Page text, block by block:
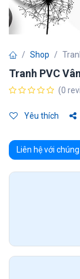
Shop
Tranh PVC
(0
Yêu thích
Liên hệ với